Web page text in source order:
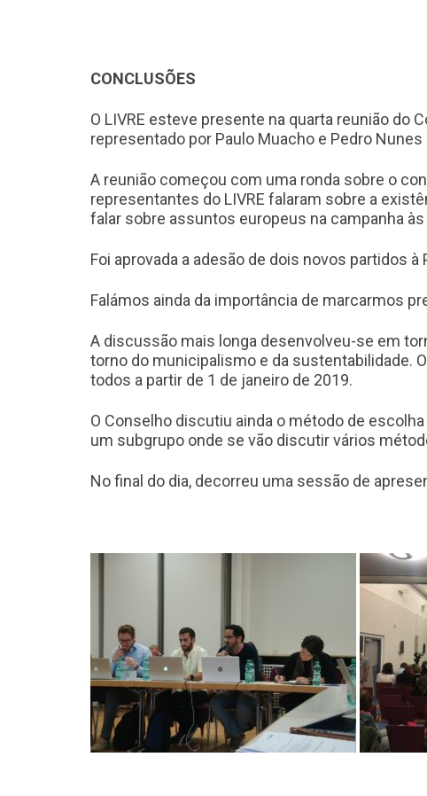
CONCLUSÕES
O LIVRE esteve presente na quarta reunião do
representado por Paulo Muacho e Pedro Nunes
A reunião começou com uma ronda sobre o
representantes do LIVRE falaram sobre a
falar sobre assuntos europeus na campanha
Foi aprovada a adesão de dois novos partidos à
Falámos ainda da importância de marcarmos
A discussão mais longa desenvolveu-se em
torno do municipalismo e da sustentabilidade.
todos a partir de 1 de janeiro de 2019.
O Conselho discutiu ainda o método de
um subgrupo onde se vão discutir vários
No final do dia, decorreu uma sessão de